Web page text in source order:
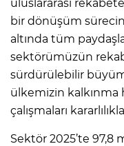
uluslararası
bir dönüşüm
altında tüm
sektörümüzün
sürdürülebilir
ülkemizin kalkınma
çalışmaları
Sektör 2025’te 97,8